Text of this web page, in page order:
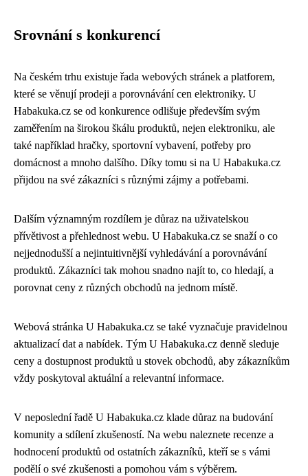
Srovnání s konkurencí
Na českém trhu existuje řada webových stránek a platforem,
které se věnují prodeji a porovnávání cen elektroniky. U
Habakuka.cz se od konkurence odlišuje především svým
zaměřením na širokou škálu produktů, nejen elektroniku, ale
také například hračky, sportovní vybavení, potřeby pro
domácnost a mnoho dalšího. Díky tomu si na U Habakuka.cz
přijdou na své zákazníci s různými zájmy a potřebami.
Dalším významným rozdílem je důraz na uživatelskou
přívětivost a přehlednost webu. U Habakuka.cz se snaží o co
nejjednodušší a nejintuitivnější vyhledávání a porovnávání
produktů. Zákazníci tak mohou snadno najít to, co hledají, a
porovnat ceny z různých obchodů na jednom místě.
Webová stránka U Habakuka.cz se také vyznačuje pravidelnou
aktualizací dat a nabídek. Tým U Habakuka.cz denně sleduje
ceny a dostupnost produktů u stovek obchodů, aby zákazníkům
vždy poskytoval aktuální a relevantní informace.
V neposlední řadě U Habakuka.cz klade důraz na budování
komunity a sdílení zkušeností. Na webu naleznete recenze a
hodnocení produktů od ostatních zákazníků, kteří se s vámi
podělí o své zkušenosti a pomohou vám s výběrem.